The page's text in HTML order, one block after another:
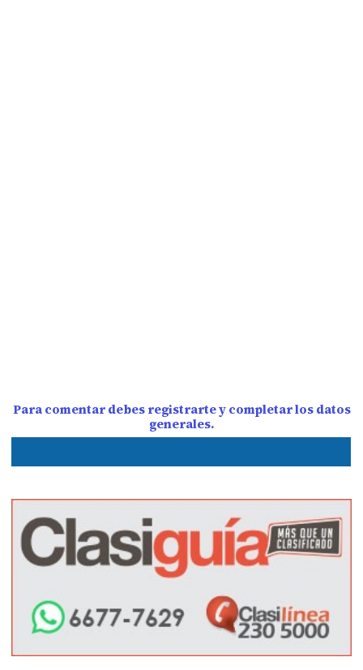
Para comentar debes registrarte y completar los datos
generales.